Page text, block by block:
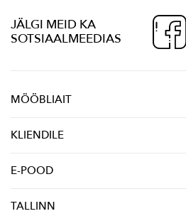
JÄLGI MEID KA
SOTSIAALMEEDIAS
MÖÖBLIAIT
KLIENDILE
E-POOD
TALLINN